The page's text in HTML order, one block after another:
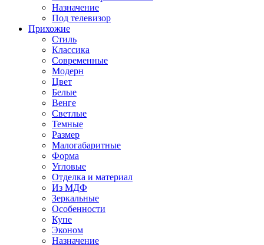
Назначение
Под телевизор
Прихожие
Стиль
Классика
Современные
Модерн
Цвет
Белые
Венге
Светлые
Темные
Размер
Малогабаритные
Форма
Угловые
Отделка и материал
Из МДФ
Зеркальные
Особенности
Купе
Эконом
Назначение